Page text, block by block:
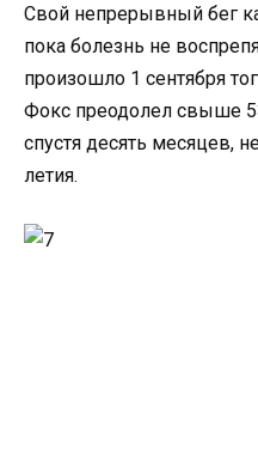
Свой непрерывный бег
пока болезнь не
произошло 1 сентября
Фокс преодолел свыше
спустя десять месяцев,
летия.